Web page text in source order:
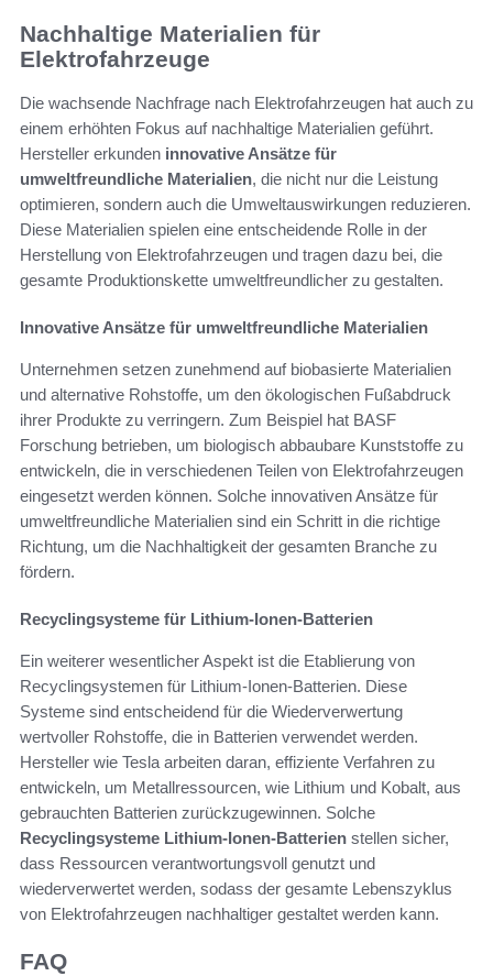
Nachhaltige Materialien für
Elektrofahrzeuge
Die wachsende Nachfrage nach Elektrofahrzeugen hat auch zu
einem erhöhten Fokus auf nachhaltige Materialien geführt.
Hersteller erkunden innovative Ansätze für
umweltfreundliche Materialien, die nicht nur die Leistung
optimieren, sondern auch die Umweltauswirkungen reduzieren.
Diese Materialien spielen eine entscheidende Rolle in der
Herstellung von Elektrofahrzeugen und tragen dazu bei, die
gesamte Produktionskette umweltfreundlicher zu gestalten.
Innovative Ansätze für umweltfreundliche Materialien
Unternehmen setzen zunehmend auf biobasierte Materialien
und alternative Rohstoffe, um den ökologischen Fußabdruck
ihrer Produkte zu verringern. Zum Beispiel hat BASF
Forschung betrieben, um biologisch abbaubare Kunststoffe zu
entwickeln, die in verschiedenen Teilen von Elektrofahrzeugen
eingesetzt werden können. Solche innovativen Ansätze für
umweltfreundliche Materialien sind ein Schritt in die richtige
Richtung, um die Nachhaltigkeit der gesamten Branche zu
fördern.
Recyclingsysteme für Lithium-Ionen-Batterien
Ein weiterer wesentlicher Aspekt ist die Etablierung von
Recyclingsystemen für Lithium-Ionen-Batterien. Diese
Systeme sind entscheidend für die Wiederverwertung
wertvoller Rohstoffe, die in Batterien verwendet werden.
Hersteller wie Tesla arbeiten daran, effiziente Verfahren zu
entwickeln, um Metallressourcen, wie Lithium und Kobalt, aus
gebrauchten Batterien zurückzugewinnen. Solche
Recyclingsysteme Lithium-Ionen-Batterien stellen sicher,
dass Ressourcen verantwortungsvoll genutzt und
wiederverwertet werden, sodass der gesamte Lebenszyklus
von Elektrofahrzeugen nachhaltiger gestaltet werden kann.
FAQ